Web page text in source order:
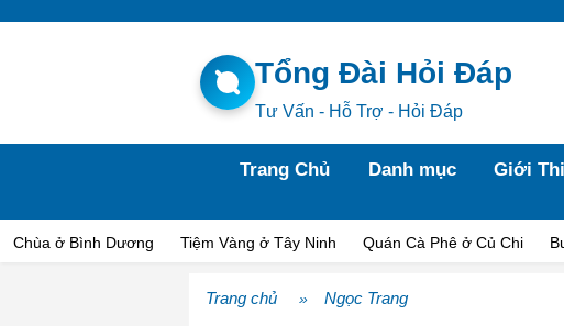
Tổng Đài Hỏi Đáp
Tư Vấn - Hỗ Trợ - Hỏi Đáp
Trang Chủ Danh mục Giới
Chùa ở Bình Dương Tiệm Vàng ở Tây Ninh Quán Cà Phê ở Củ Chi
Trang chủ » Ngọc Trang